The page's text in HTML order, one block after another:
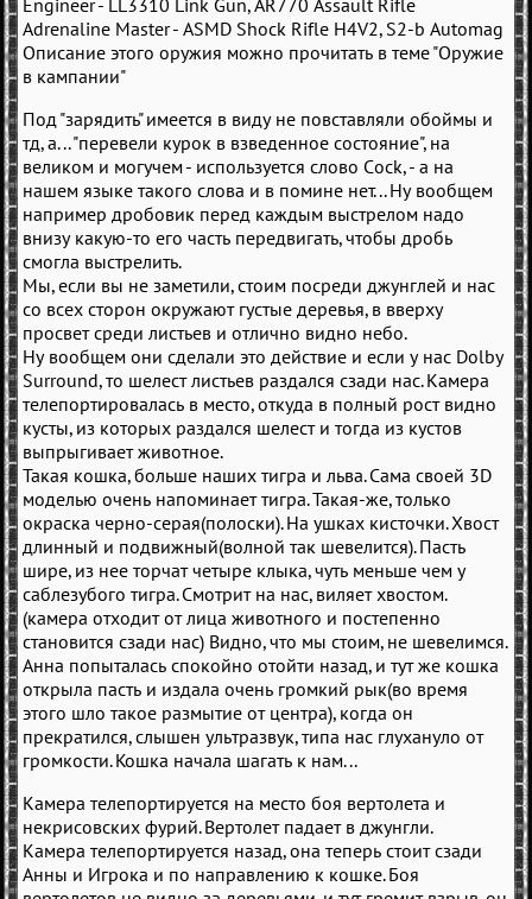
Engineer - LL3310 Link Gun, AR770 Assault Rifle
Adrenaline Master - ASMD Shock Rifle H4V2, S2-b Automag
Описание этого оружия можно прочитать в теме "Оружие
в кампании"
Под "зарядить" имеется в виду не повставляли обоймы и
тд, а... "перевели курок в взведенное состояние", на
великом и могучем - используется слово Cock, - а на
нашем языке такого слова и в помине нет... Ну вообщем
например дробовик перед каждым выстрелом надо
внизу какую-то его часть передвигать, чтобы дробь
смогла выстрелить.
Мы, если вы не заметили, стоим посреди джунглей и нас
со всех сторон окружают густые деревья, в вверху
просвет среди листьев и отлично видно небо.
Ну вообщем они сделали это действие и если у нас Dolby
Surround, то шелест листьев раздался сзади нас. Камера
телепортировалась в место, откуда в полный рост видно
кусты, из которых раздался шелест и тогда из кустов
выпрыгивает животное.
Такая кошка, больше наших тигра и льва. Сама своей 3D
моделью очень напоминает тигра. Такая-же, только
окраска черно-серая(полоски). На ушках кисточки. Хвост
длинный и подвижный(волной так шевелится). Пасть
шире, из нее торчат четыре клыка, чуть меньше чем у
саблезубого тигра. Смотрит на нас, виляет хвостом.
(камера отходит от лица животного и постепенно
становится сзади нас) Видно, что мы стоим, не шевелимся.
Анна попыталась спокойно отойти назад, и тут же кошка
открыла пасть и издала очень громкий рык(во время
этого шло такое размытие от центра), когда он
прекратился, слышен ультразвук, типа нас глухануло от
громкости. Кошка начала шагать к нам...
Камера телепортируется на место боя вертолета и
некрисовских фурий. Вертолет падает в джунгли.
Камера телепортируется назад, она теперь стоит сзади
Анны и Игрока и по направлению к кошке. Боя